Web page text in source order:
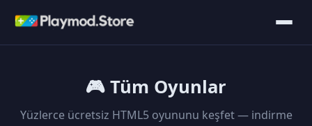
🎮 Tüm Oyunlar
Yüzlerce ücretsiz HTML5 oyununu keşfet — indirme